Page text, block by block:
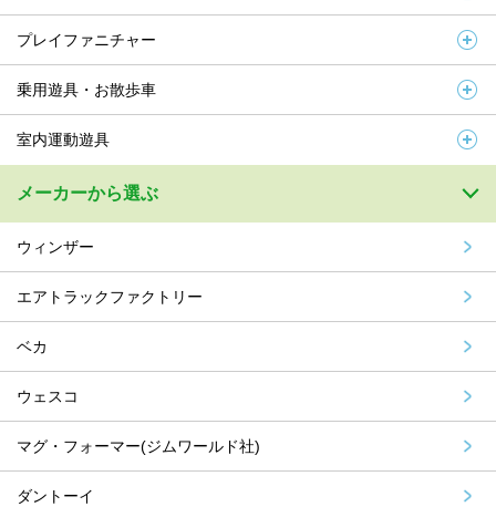
プレイファニチャー
乗用遊具・お散歩車
室内運動遊具
メーカーから選ぶ
ウィンザー
エアトラックファクトリー
ベカ
ウェスコ
マグ・フォーマー(ジムワールド社)
ダントーイ